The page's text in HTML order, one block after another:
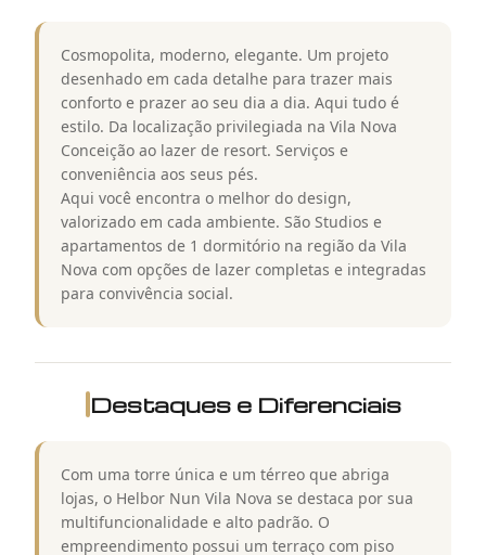
Cosmopolita, moderno, elegante. Um projeto
desenhado em cada detalhe para trazer mais
conforto e prazer ao seu dia a dia. Aqui tudo é
estilo. Da localização privilegiada na Vila Nova
Conceição ao lazer de resort. Serviços e
conveniência aos seus pés.
Aqui você encontra o melhor do design,
valorizado em cada ambiente. São Studios e
apartamentos de 1 dormitório na região da Vila
Nova com opções de lazer completas e integradas
para convivência social.
Destaques e Diferenciais
Com uma torre única e um térreo que abriga
lojas, o Helbor Nun Vila Nova se destaca por sua
multifuncionalidade e alto padrão. O
empreendimento possui um terraço com piso